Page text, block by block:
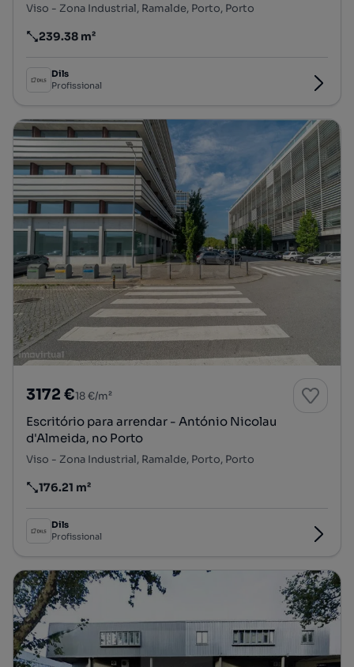
Viso - Zona Industrial, Ramalde, Porto, Porto
Preço por metro quadrado
239.38 m²
Dils
Profissional
3172 €18 €/m²
Escritório para arrendar - António Nicolau
d'Almeida, no Porto
Viso - Zona Industrial, Ramalde, Porto, Porto
Preço por metro quadrado
176.21 m²
Dils
Profissional